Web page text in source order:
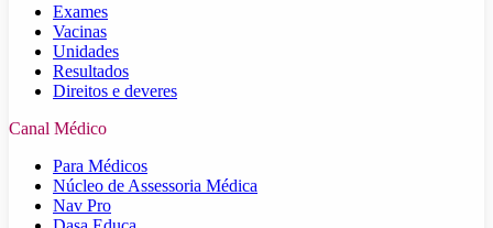
Exames
Vacinas
Unidades
Resultados
Direitos e deveres
Canal Médico
Para Médicos
Núcleo de Assessoria Médica
Nav Pro